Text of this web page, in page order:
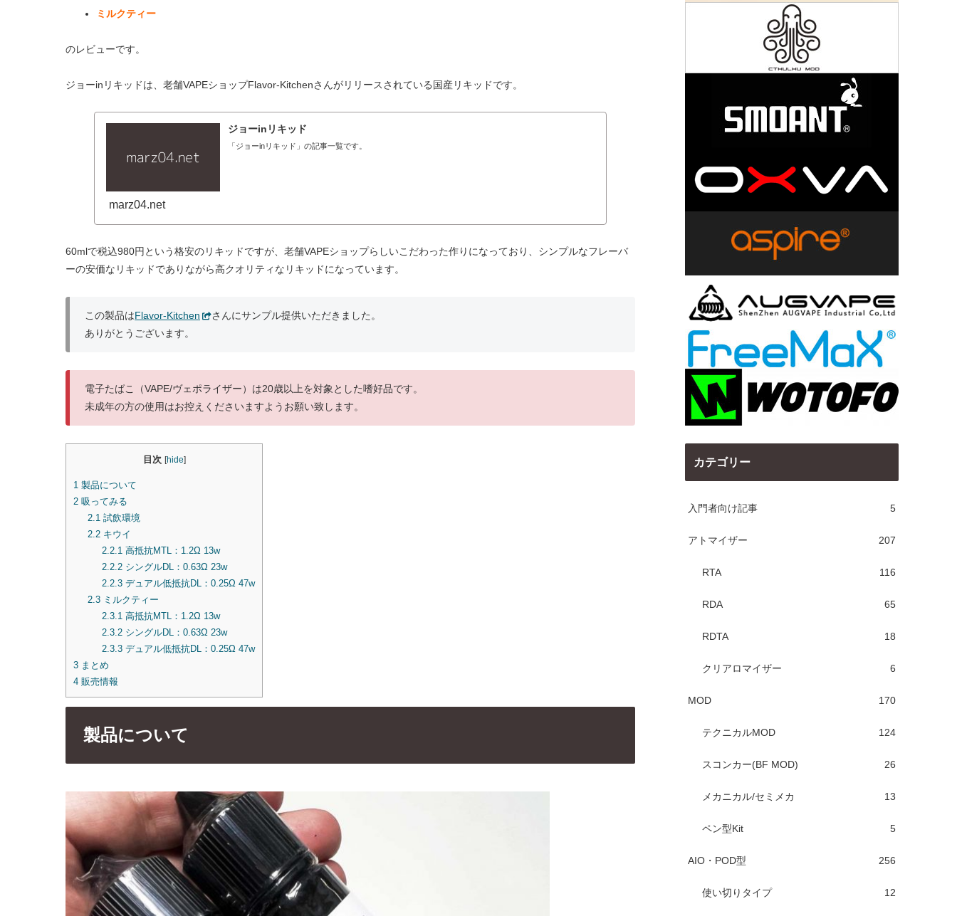
ミルクティー
のレビューです。
ジョーinリキッドは、老舗VAPEショップFlavor-Kitchenさんがリリースされている国産リキッドです。
ジョーinリキッド
「ジョーinリキッド」の記事一覧です。
marz04.net
60mlで税込980円という格安のリキッドですが、老舗VAPEショップらしいこだわった作りになっており、シンプルなフレーバ
ーの安価なリキッドでありながら高クオリティなリキッドになっています。
この製品はFlavor-Kitchen
さんにサンプル提供いただきました。
ありがとうございます。
電子たばこ（VAPE/ヴェポライザー）は20歳以上を対象とした嗜好品です。
未成年の方の使用はお控えくださいますようお願い致します。
目次 [hide]
1 製品について
2 吸ってみる
2.1試飲環境
2.2キウイ
2.2.1高抵抗MTL：1.2Ω 13w
2.2.2シングルDL：0.63Ω 23w
2.2.3デュアル低抵抗DL：0.25Ω 47w
2.3ミルクティー
2.3.1高抵抗MTL：1.2Ω 13w
2.3.2シングルDL：0.63Ω 23w
2.3.3デュアル低抵抗DL：0.25Ω 47w
3 まとめ
4 販売情報
製品について
カテゴリー
入門者向け記事 5
アトマイザー 207
RTA 116
RDA 65
RDTA 18
クリアロマイザー 6
MOD 170
テクニカルMOD 124
スコンカー(BF MOD) 26
メカニカル/セミメカ 13
ペン型Kit 5
AIO・POD型 256
使い切りタイプ 12